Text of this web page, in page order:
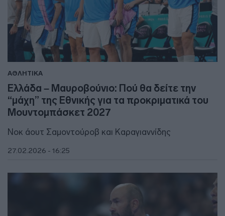
ΑΘΛΗΤΙΚΑ
Ελλάδα – Μαυροβούνιο: Πού θα δείτε την
“μάχη” της Εθνικής για τα προκριματικά του
Μουντομπάσκετ 2027
Νοκ άουτ Σαμοντούροβ και Καραγιαννίδης
27.02.2026 - 16:25